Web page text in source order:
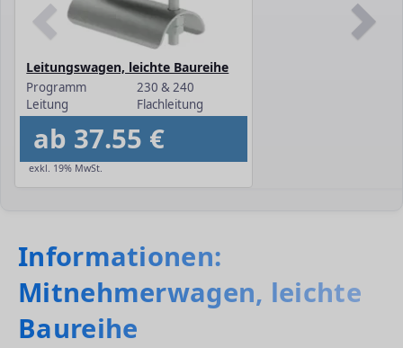
Leitungswagen, leichte Baureihe
Programm
230 & 240
Leitung
Flachleitung
ab 37.55 €
exkl. 19% MwSt.
Informationen:
Mitnehmerwagen, leichte
Baureihe